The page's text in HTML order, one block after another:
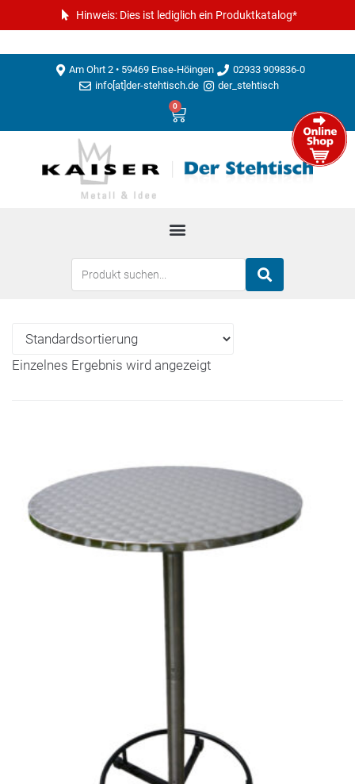
Hinweis: Dies ist lediglich ein Produktkatalog*
Am Ohrt 2 • 59469 Ense-Höingen
02933 909836-0
info[at]der-stehtisch.de
der_stehtisch
0
Einzelnes Ergebnis wird angezeigt